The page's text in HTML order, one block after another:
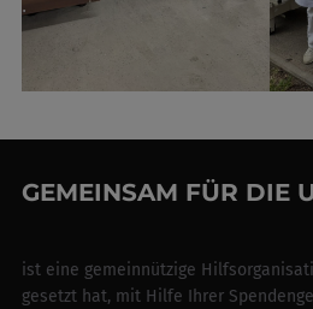
GEMEINSAM FÜR DIE
ist eine gemeinnützige
gesetzt hat, mit Hilfe Ihrer